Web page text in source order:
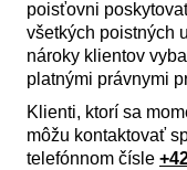
poisťovni
všetkých poistných
nároky klientov
platnými právnymi
Klienti, ktorí sa
môžu kontaktovať
telefónnom čísle